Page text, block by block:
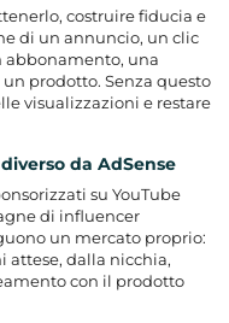
costruire fiducia e
di un annuncio, un clic
abbonamento, una
prodotto. Senza questo
visualizzazioni e restare
da AdSense
su YouTube
di influencer
un mercato proprio:
attese, dalla nicchia,
con il prodotto